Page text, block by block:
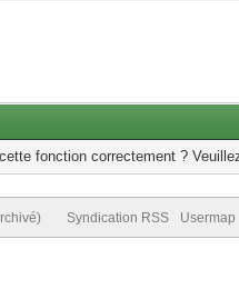
fonction correctement ?
Syndication RSS Usermap